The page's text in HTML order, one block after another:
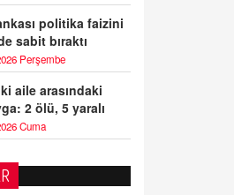
politika faizini
sabit bıraktı
Perşembe
aile arasındaki
2 ölü, 5 yaralı
Cuma